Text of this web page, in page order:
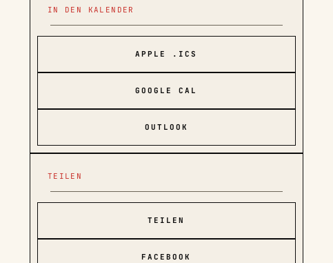
IN DEN KALENDER
APPLE .ICS
GOOGLE CAL
OUTLOOK
TEILEN
TEILEN
FACEBOOK